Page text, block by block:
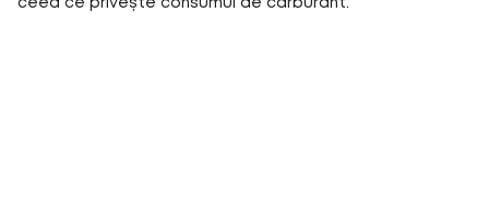
ceea ce privește consumul de carburant.